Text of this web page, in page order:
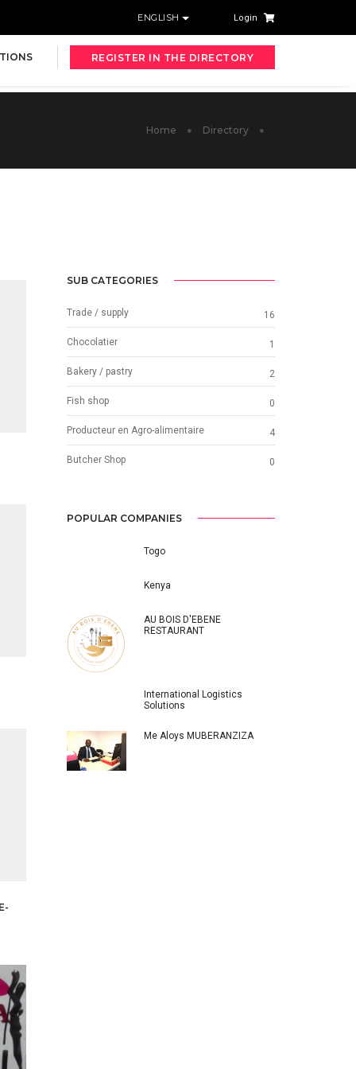
ENGLISH Login
REGISTER IN THE DIRECTORY
Home Directory
SUB CATEGORIES
Trade / supply 16
Chocolatier 1
Bakery / pastry 2
Fish shop 0
Producteur en Agro-alimentaire 4
Butcher Shop 0
POPULAR COMPANIES
Togo
Kenya
AU BOIS D'EBENE
RESTAURANT
International Logistics
Solutions
Me Aloys MUBERANZIZA